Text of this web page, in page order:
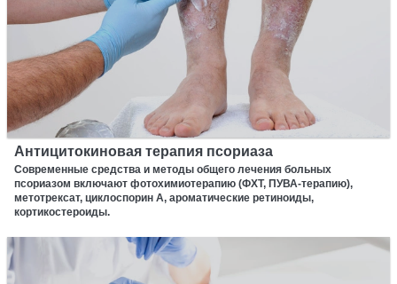
Антицитокиновая терапия псориаза
Современные средства и методы общего лечения больных
псориазом включают фотохимиотерапию (ФХТ, ПУВА-терапию),
метотрексат, циклоспорин А, ароматические ретиноиды,
кортикостероиды.